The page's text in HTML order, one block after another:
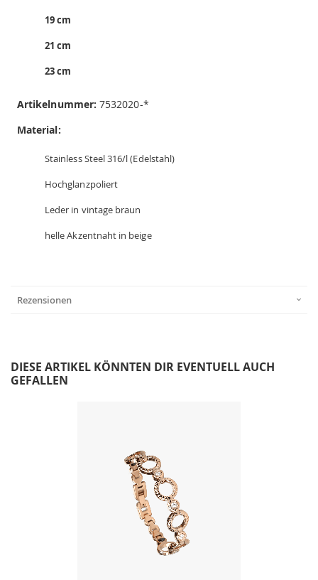
19 cm
21 cm
23 cm
Artikelnummer:7532020-*
Material:
Stainless Steel 316/l (Edelstahl)
Hochglanzpoliert
Leder in vintage braun
helle Akzentnaht in beige
Rezensionen
DIESE ARTIKEL KÖNNTEN DIR EVENTUELL AUCH
GEFALLEN